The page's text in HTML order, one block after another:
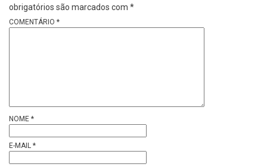
obrigatórios são marcados com *
COMENTÁRIO *
NOME *
E-MAIL *